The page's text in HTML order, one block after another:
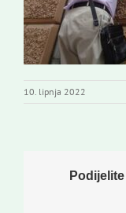
10. lipnja 2022